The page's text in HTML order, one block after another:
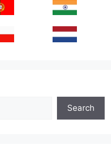
Search